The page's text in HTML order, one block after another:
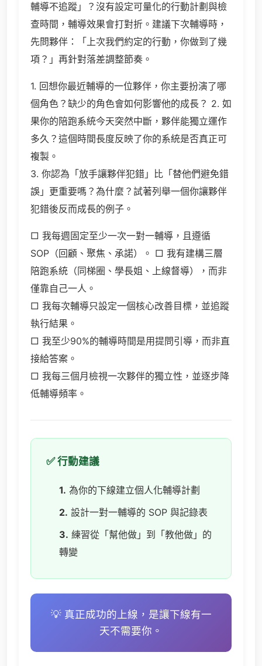
輔導不追蹤」？沒有設定可量化的行動計劃與檢
查時間，輔導效果會打對折。建議下次輔導時，
先問夥伴：「上次我們約定的行動，你做到了幾
項？」再針對落差調整節奏。
1. 回想你最近輔導的一位夥伴，你主要扮演了哪
個角色？缺少的角色會如何影響他的成長？ 2. 如
果你的陪跑系統今天突然中斷，夥伴能獨立運作
多久？這個時間長度反映了你的系統是否真正可
複製。
3. 你認為「放手讓夥伴犯錯」比「替他們避免錯
誤」更重要嗎？為什麼？試著列舉一個你讓夥伴
犯錯後反而成長的例子。
□ 我每週固定至少一次一對一輔導，且遵循
SOP（回顧、聚焦、承諾）。 □ 我有建構三層
陪跑系統（同梯圈、學長姐、上線督導），而非
僅靠自己一人。
□ 我每次輔導只設定一個核心改善目標，並追蹤
執行結果。
□ 我至少90%的輔導時間是用提問引導，而非直
接給答案。
□ 我每三個月檢視一次夥伴的獨立性，並逐步降
低輔導頻率。
✅ 行動建議
1. 為你的下線建立個人化輔導計劃
2. 設計一對一輔導的 SOP 與記錄表
3. 練習從「幫他做」到「教他做」的
轉變
💡 真正成功的上線，是讓下線有一
天不需要你。